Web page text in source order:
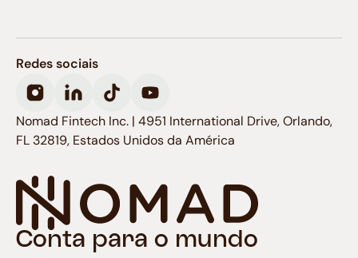
Conta para o mundo
Redes sociais
Nomad Fintech Inc. | 4951 International Drive, Orlando,
FL 32819, Estados Unidos da América